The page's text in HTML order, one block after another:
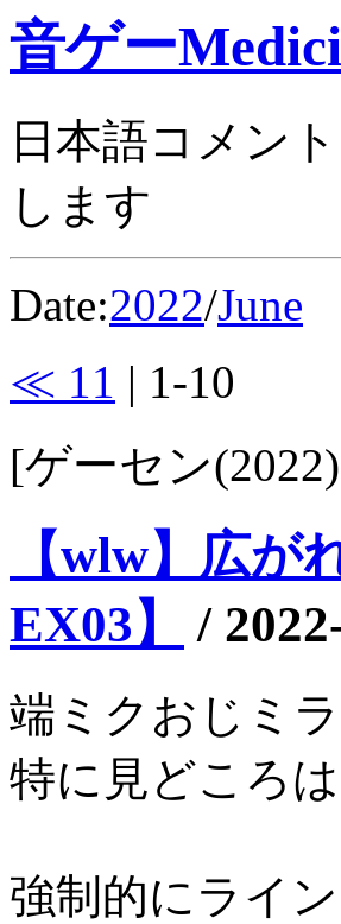
音ゲー
日本語コメン
します
Date:2022/June
≪ 11 | 1-10
[ゲーセン
【wlw】広が
EX03】
/
端ミクおじミラ
特に見どころ
強制的にライ